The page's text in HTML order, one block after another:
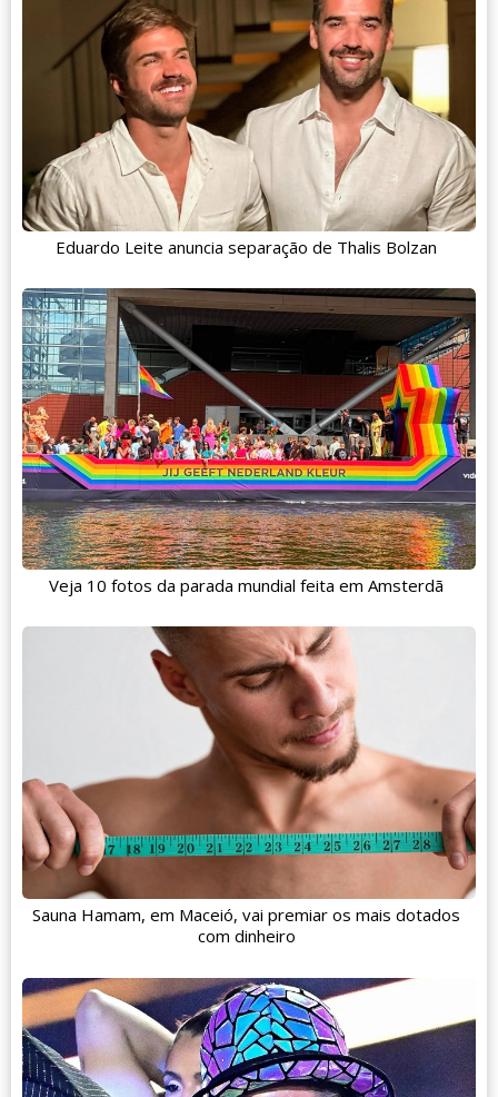
Eduardo Leite anuncia separação de Thalis Bolzan
Veja 10 fotos da parada mundial feita em Amsterdã
Sauna Hamam, em Maceió, vai premiar os mais dotados
com dinheiro